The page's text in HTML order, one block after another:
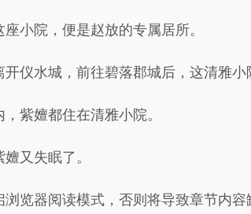
座小院，便是赵放的专属居所。
开仪水城，前往碧落郡城后，这清雅小
紫嬗都住在清雅小院。
又失眠了。
浏览器阅读模式，否则将导致章节内容